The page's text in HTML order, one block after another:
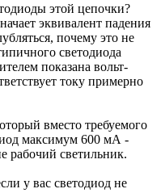
этой цепочки?
эквивалент падения
почему это не
светодиода
показана вольт-
току примерно
вместо требуемого
максимум 600 мА -
рабочий светильник.
у вас светодиод не